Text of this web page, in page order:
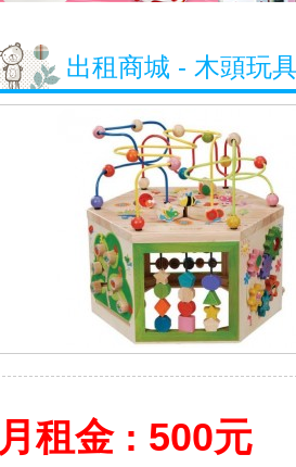
出租商城 - 木頭玩
月租金 : 500元